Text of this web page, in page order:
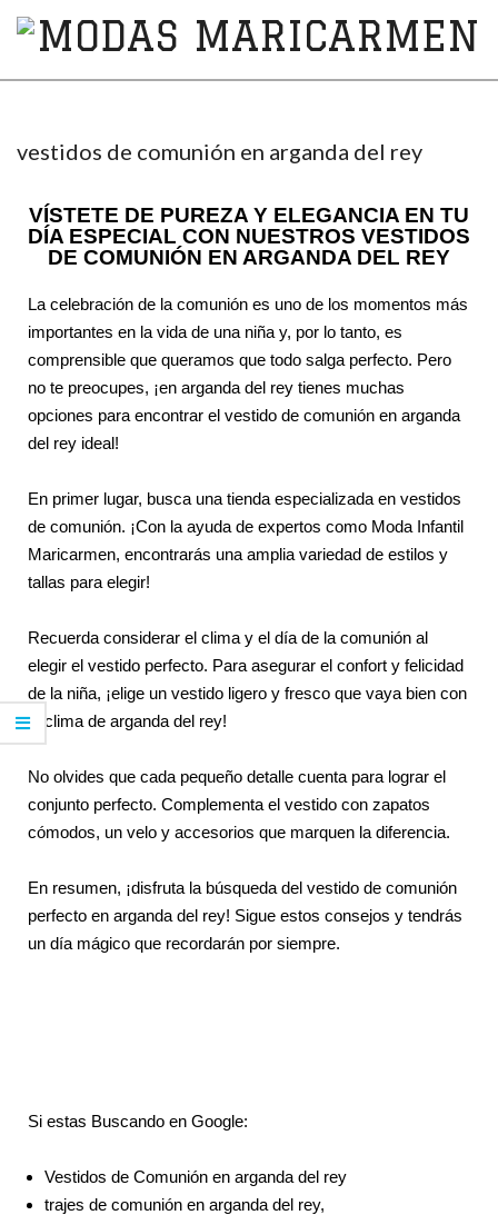
MODAS
vestidos de comunión en arganda del rey
VÍSTETE DE PUREZA Y ELEGANCIA EN TU
DÍA ESPECIAL CON NUESTROS VESTIDOS
DE COMUNIÓN EN ARGANDA DEL REY
La celebración de la comunión es uno de los momentos más
importantes en la vida de una niña y, por lo tanto, es
comprensible que queramos que todo salga perfecto. Pero
no te preocupes, ¡en arganda del rey tienes muchas
opciones para encontrar el vestido de comunión en arganda
del rey ideal!
En primer lugar, busca una tienda especializada en vestidos
de comunión. ¡Con la ayuda de expertos como Moda Infantil
Maricarmen, encontrarás una amplia variedad de estilos y
tallas para elegir!
Recuerda considerar el clima y el día de la comunión al
elegir el vestido perfecto. Para asegurar el confort y felicidad
de la niña, ¡elige un vestido ligero y fresco que vaya bien con
el clima de arganda del rey!
No olvides que cada pequeño detalle cuenta para lograr el
conjunto perfecto. Complementa el vestido con zapatos
cómodos, un velo y accesorios que marquen la diferencia.
En resumen, ¡disfruta la búsqueda del vestido de comunión
perfecto en arganda del rey! Sigue estos consejos y tendrás
un día mágico que recordarán por siempre.
Si estas Buscando en Google:
Vestidos de Comunión en arganda del rey
trajes de comunión en arganda del rey,